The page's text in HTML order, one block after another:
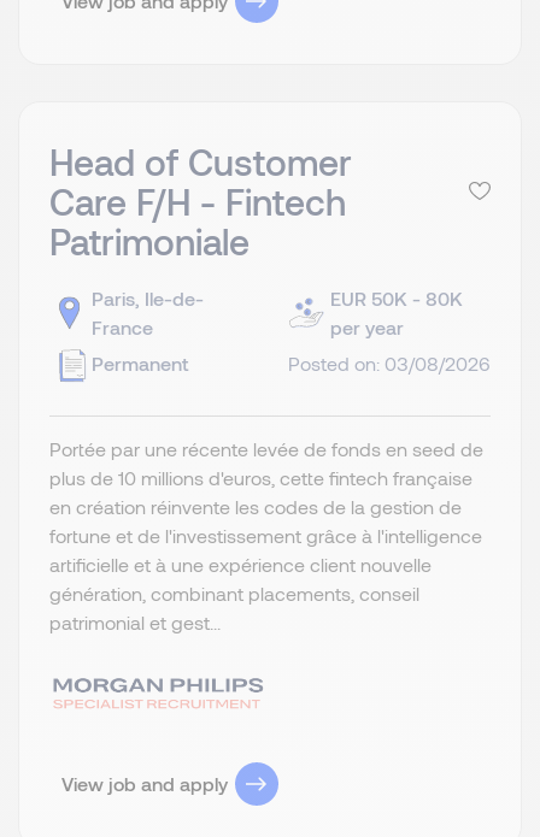
Head of Customer
Care F/H - Fintech
Patrimoniale
Paris, Ile-de-
France
Permanent
EUR 50K - 80K
per year
Posted on: 03/08/2026
Portée par une récente levée de fonds en seed de
plus de 10 millions d'euros, cette fintech française
en création réinvente les codes de la gestion de
fortune et de l'investissement grâce à l'intelligence
artificielle et à une expérience client nouvelle
génération, combinant placements, conseil
patrimonial et gest...
View job and apply